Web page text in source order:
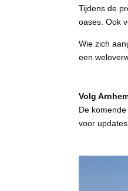
Tijdens de
oases. Ook
Wie zich
een
Volg
De
voor updates.